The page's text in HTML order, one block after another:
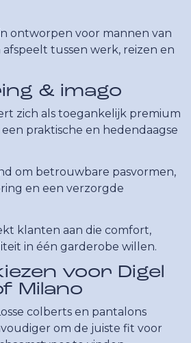
ontworpen voor mannen van
afspeelt tussen werk, reizen en
& imago
zich als toegankelijk premium
praktische en hedendaagse
om betrouwbare pasvormen,
en een verzorgde
klanten aan die comfort,
in één garderobe willen.
voor Digel
Milano
colberts en pantalons
om de juiste fit voor